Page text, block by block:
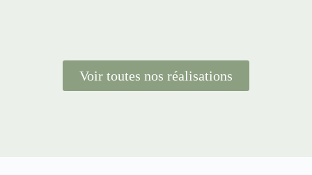
Voir toutes nos réalisations